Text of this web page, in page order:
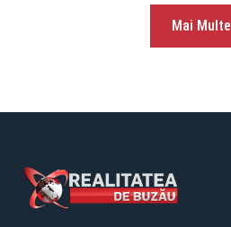
Mai Multe